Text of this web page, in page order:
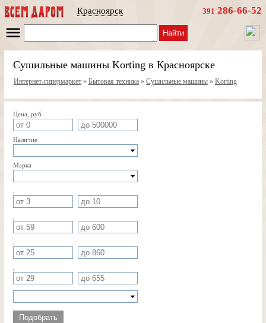
Красноярск 391 286-66-52
Найти
Сушильные машины Korting в Красноярске
Интернет-гипермаркет» Бытовая техника» Сушильные машины» Korting
Цена, руб
Наличие
Марка
Подобрать